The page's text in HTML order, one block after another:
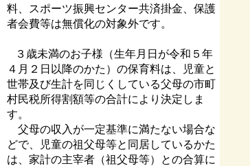
料、スポーツ振興センター共済掛金、保護
者会費等は無償化の対象外です。
３歳未満のお子様（生年月日が令和５年
４月２日以降のかた）の保育料は、児童と
世帯及び生計を同じくしている父母の市町
村民税所得割額等の合計により決定しま
す。
父母の収入が一定基準に満たない場合な
どで、児童の祖父母等と同居しているかた
は、家計の主宰者（祖父母等）との合算に